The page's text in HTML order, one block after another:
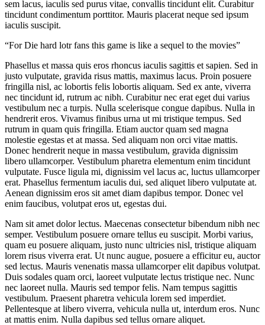
sem lacus, iaculis sed purus vitae, convallis tincidunt elit. Curabitur
tincidunt condimentum porttitor. Mauris placerat neque sed ipsum
iaculis suscipit.
For Die hard lotr fans this game is like a sequel to the movies
Phasellus et massa quis eros rhoncus iaculis sagittis et sapien. Sed in
justo vulputate, gravida risus mattis, maximus lacus. Proin posuere
fringilla nisl, ac lobortis felis lobortis aliquam. Sed ex ante, viverra
nec tincidunt id, rutrum ac nibh. Curabitur nec erat eget dui varius
vestibulum nec a turpis. Nulla scelerisque congue dapibus. Nulla in
hendrerit eros. Vivamus finibus urna ut mi tristique tempus. Sed
rutrum in quam quis fringilla. Etiam auctor quam sed magna
molestie egestas et at massa. Sed aliquam non orci vitae mattis.
Donec hendrerit neque in massa vestibulum, gravida dignissim
libero ullamcorper. Vestibulum pharetra elementum enim tincidunt
vulputate. Fusce ligula mi, dignissim vel lacus ac, luctus ullamcorper
erat. Phasellus fermentum iaculis dui, sed aliquet libero vulputate at.
Aenean dignissim eros sit amet diam dapibus tempor. Donec vel
enim faucibus, volutpat eros ut, egestas dui.
Nam sit amet dolor lectus. Maecenas consectetur bibendum nibh nec
semper. Vestibulum posuere ornare tellus eu suscipit. Morbi varius,
quam eu posuere aliquam, justo nunc ultricies nisl, tristique aliquam
lorem risus viverra erat. Ut nunc augue, posuere a efficitur eu, auctor
sed lectus. Mauris venenatis massa ullamcorper elit dapibus volutpat.
Duis sodales quam orci, laoreet vulputate lectus tristique nec. Nunc
nec laoreet nulla. Mauris sed tempor felis. Nam tempus sagittis
vestibulum. Praesent pharetra vehicula lorem sed imperdiet.
Pellentesque at libero viverra, vehicula nulla ut, interdum eros. Nunc
at mattis enim. Nulla dapibus sed tellus ornare aliquet.